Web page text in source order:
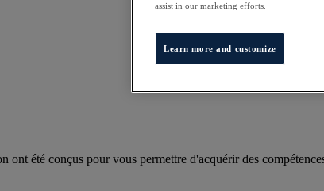
ont été conçus pour vous permettre d'acquérir des
assist in our marketing efforts.
Learn more and customize